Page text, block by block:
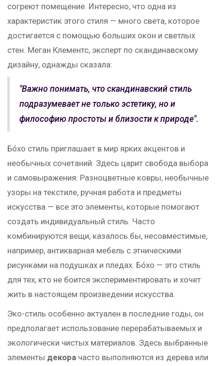
согреют помещение. Интересно, что одна из
характеристик этого стиля — много света, которое
достигается с помощью больших окон и светлых
стен. Меган Клементс, эксперт по скандинавскому
дизайну, однажды сказала:
"Важно понимать, что скандинавский стиль
подразумевает не только эстетику, но и
философию простоты и близости к природе".
Бо́хо стиль приглашает в мир ярких акцентов и
необычных сочетаний. Здесь царит свобода выбора
и самовыражения. Разноцветные ковры, необычные
узоры на текстиле, ручная работа и предметы
искусства — все это элементы, которые помогают
создать индивидуальный стиль. Часто
комбинируются вещи, казалось бы, несовместимые,
например, антикварная мебель с этническими
рисунками на подушках и пледах. Бо́хо — это стиль
для тех, кто не боится экспериментировать и хочет
жить в настоящем произведении искусства.
Эко-стиль особенно актуален в последние годы, он
предполагает использование перерабатываемых и
экологически чистых материалов. Здесь выбранные
элементы декора часто выполняются из дерева или